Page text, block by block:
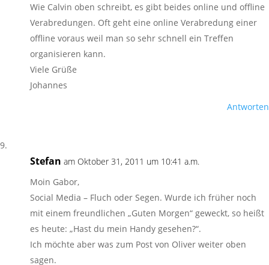
Wie Calvin oben schreibt, es gibt beides online und offline
Verabredungen. Oft geht eine online Verabredung einer
offline voraus weil man so sehr schnell ein Treffen
organisieren kann.
Viele Grüße
Johannes
Antworten
Stefan am Oktober 31, 2011 um 10:41 a.m.
Moin Gabor,
Social Media – Fluch oder Segen. Wurde ich früher noch
mit einem freundlichen „Guten Morgen“ geweckt, so heißt
es heute: „Hast du mein Handy gesehen?“.
Ich möchte aber was zum Post von Oliver weiter oben
sagen.